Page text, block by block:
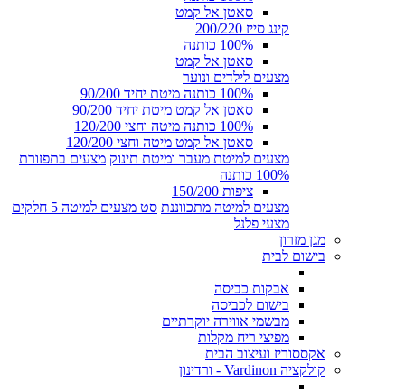
סאטן אל קמט
קינג סייז 200/220
100% כותנה
סאטן אל קמט
מצעים לילדים ונוער
100% כותנה מיטת יחיד 90/200
סאטן אל קמט מיטת יחיד 90/200
100% כותנה מיטה וחצי 120/200
סאטן אל קמט מיטה וחצי 120/200
מצעים למיטת מעבר ומיטת תינוק מצעים בתפזורת
100% כותנה
ציפות 150/200
מצעים למיטה מתכווננת סט מצעים למיטה 5 חלקים
מצעי פלנל
מגן מזרון
בישום לבית
אבקות כביסה
בישום לכביסה
מבשמי אווירה יוקרתיים
מפיצי ריח מקלות
אקססוריז ועיצוב הבית
קולקציה Vardinon - ורדינון